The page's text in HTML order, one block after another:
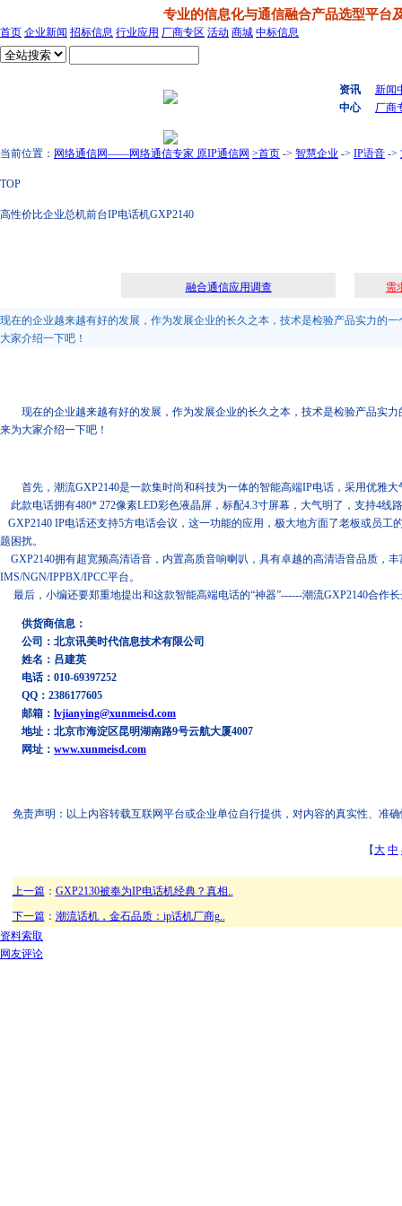
专业的信息化与通信融合产品选型平台
首页 企业新闻 招标信息 行业应用 厂商专区 活动 商城 中标信息
资讯
中心
新闻
厂商
当前位置： 网络通信网——网络通信专家 原IP通信网 >首页 -> 智慧企业 -> IP语音 ->
TOP
高性价比企业总机前台IP电话机GXP2140
融合通信应用调查 需
现在的企业越来越有好的发展，作为发展企业的长久之本，技术是检验产品实力的
大家介绍一下吧！
现在的企业越来越有好的发展，作为发展企业的长久之本，技术是检验产品实力
来为大家介绍一下吧！
首先，潮流GXP2140是一款集时尚和科技为一体的智能高端IP电话，采用优雅大
此款电话拥有480* 272像素LED彩色液晶屏，标配4.3寸屏幕，大气明了，支持4线
GXP2140 IP电话还支持5方电话会议，这一功能的应用，极大地方面了老板或员
题困扰。
GXP2140拥有超宽频高清语音，内置高质音响喇叭，具有卓越的高清语音品质，
IMS/NGN/IPPBX/IPCC平台。
最后，小编还要郑重地提出和这款智能高端电话的“神器”------潮流GXP2140合作
供货商信息：
公司：北京讯美时代信息技术有限公司
姓名：吕建英
电话：010-69397252
QQ：2386177605
邮箱： lvjianying@xunmeisd.com
地址：北京市海淀区昆明湖南路9号云航大厦4007
网址： www.xunmeisd.com
免责声明：以上内容转载互联网平台或企业单位自行提供，对内容的真实性、准
【大 中
上一篇： GXP2130被奉为IP电话机经典？真相..
下一篇： 潮流话机，金石品质：ip话机厂商g..
资料索取
网友评论